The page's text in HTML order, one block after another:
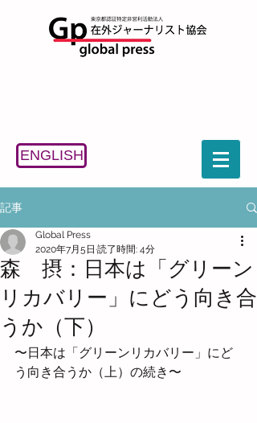
ENGLISH
記事
森 摂：日本は「グリーン
リカバリー」にどう向き合
うか（下）
Global Press
2020年7月5日 読了時間: 4分
〜日本は「グリーンリカバリー」にど
う向き合うか（上）の続き〜